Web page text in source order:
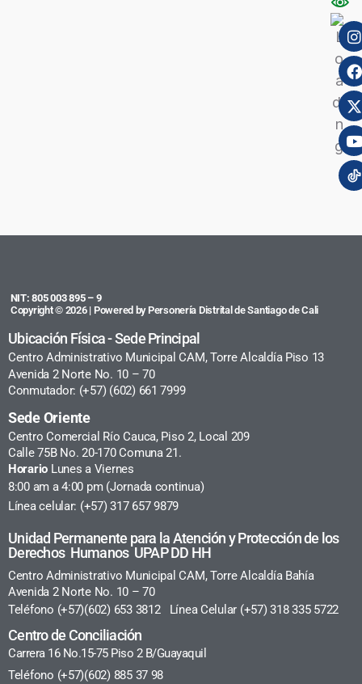
NIT: 805 003 895 – 9
Copyright © 2026 | Powered by Personería Distrital de Santiago de Cali
Ubicación Física - Sede Principal
Centro Administrativo Municipal CAM, Torre Alcaldía Piso 13
Avenida 2 Norte No. 10 – 70
Conmutador: (+57) (602) 661 7999
Sede Oriente
Centro Comercial Río Cauca, Piso 2, Local 209
Calle 75B No. 20-170 Comuna 21.
Horario Lunes a Viernes
8:00 am a 4:00 pm (Jornada continua)
Línea celular: (+57) 317 657 9879
Unidad Permanente para la Atención y Protección de los
Derechos Humanos UPAP DD HH
Centro Administrativo Municipal CAM, Torre Alcaldía Bahía
Avenida 2 Norte No. 10 – 70
Teléfono (+57)(602) 653 3812 Línea Celular (+57) 318 335 5722
Centro de Conciliación
Carrera 16 No.15-75 Piso 2 B/Guayaquil
Teléfono (+57)(602) 885 37 98